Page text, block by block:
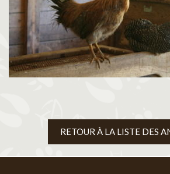
RETOUR À LA LISTE DES